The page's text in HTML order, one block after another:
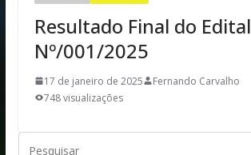
Resultado Final do Edital
Nº/001/2025
17 de janeiro de 2025
Fernando Carvalho
748 visualizações